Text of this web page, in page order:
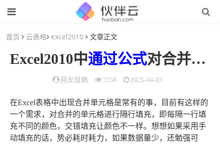
首页 云表格 excel2010 文章正文
Excel2010中通过公式对合并单元格进行隔行填充不同的颜色（根据合并单元格填充不同颜色）
网友投稿 3358 2025-04-03
在Excel表格中出现合并单元格是常有的事，目前有这样的
一个需求，对合并的单元格进行隔行填充，即每隔一行填
充不同的颜色，交错填充让颜色不一样。想想如果采用手
动填充的话，势必耗时耗力，如果数据量少，还勉强可